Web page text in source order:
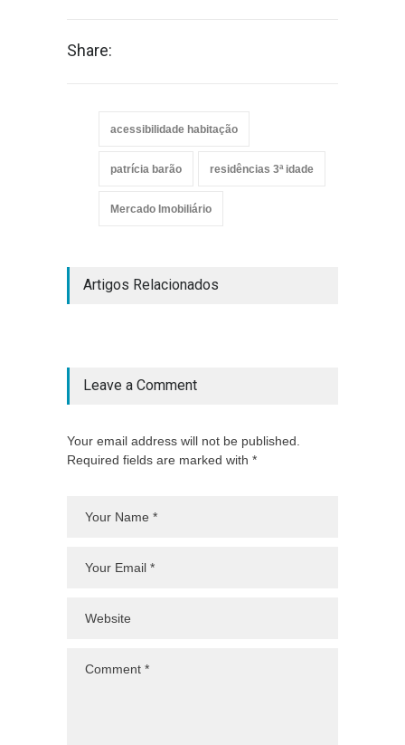
Share:
acessibilidade habitação
patrícia barão residências 3ª idade
Mercado Imobiliário
Artigos Relacionados
Leave a Comment
Your email address will not be published.
Required fields are marked with *